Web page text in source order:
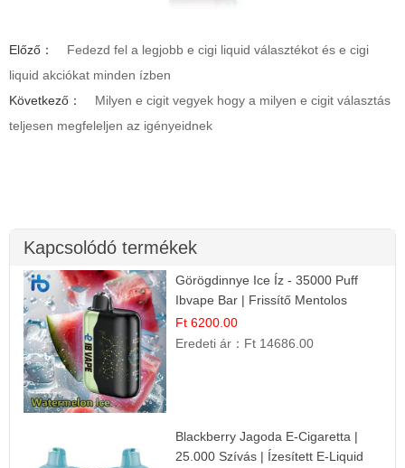
Előző：
Fedezd fel a legjobb e cigi liquid választékot és e cigi
liquid akciókat minden ízben
Következő：
Milyen e cigit vegyek hogy a milyen e cigit választás
teljesen megfeleljen az igényeidnek
Kapcsolódó termékek
Görögdinnye Ice Íz - 35000 Puff
Ibvape Bar | Frissítő Mentolos
Élmény!
Ft 6200.00
Eredeti ár： Ft 14686.00
Blackberry Jagoda E-Cigaretta |
25.000 Szívás | Ízesített E-Liquid